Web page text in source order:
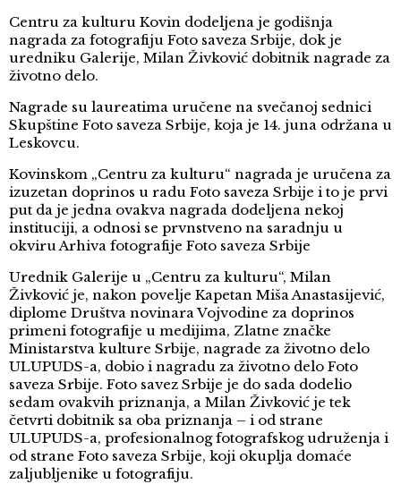
Centru za kulturu Kovin dodeljena je godišnja
nagrada za fotografiju Foto saveza Srbije, dok je
uredniku Galerije, Milan Živković dobitnik nagrade za
životno delo.
Nagrade su laureatima uručene na svečanoj sednici
Skupštine Foto saveza Srbije, koja je 14. juna održana u
Leskovcu.
Kovinskom „Centru za kulturu“ nagrada je uručena za
izuzetan doprinos u radu Foto saveza Srbije i to je prvi
put da je jedna ovakva nagrada dodeljena nekoj
instituciji, a odnosi se prvnstveno na saradnju u
okviru Arhiva fotografije Foto saveza Srbije
Urednik Galerije u „Centru za kulturu“, Milan
Živković je, nakon povelje Kapetan Miša Anastasijević,
diplome Društva novinara Vojvodine za doprinos
primeni fotografije u medijima, Zlatne značke
Ministarstva kulture Srbije, nagrade za životno delo
ULUPUDS-a, dobio i nagradu za životno delo Foto
saveza Srbije. Foto savez Srbije je do sada dodelio
sedam ovakvih priznanja, a Milan Živković je tek
četvrti dobitnik sa oba priznanja – i od strane
ULUPUDS-a, profesionalnog fotografskog udruženja i
od strane Foto saveza Srbije, koji okuplja domaće
zaljubljenike u fotografiju.